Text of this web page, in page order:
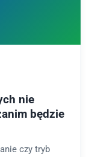
nie
będzie
czy tryb